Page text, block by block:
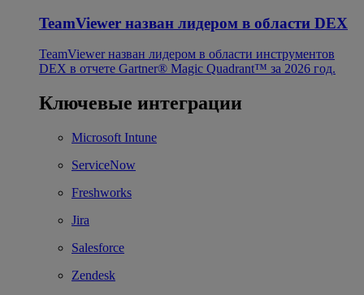
TeamViewer назван лидером в области DEX
TeamViewer назван лидером в области инструментов
DEX в отчете Gartner® Magic Quadrant™ за 2026 год.
Ключевые интеграции
Microsoft Intune
ServiceNow
Freshworks
Jira
Salesforce
Zendesk